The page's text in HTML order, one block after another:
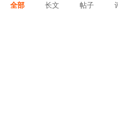
全部 长文 帖子